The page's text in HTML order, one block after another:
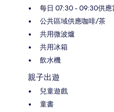
每日 07:30 - 09:30供應
公共區域供應咖啡/茶
共用微波爐
共用冰箱
飲水機
親子出遊
兒童遊戲
童書